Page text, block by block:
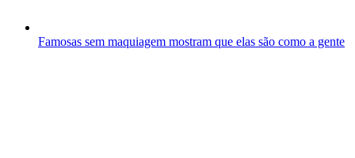
Famosas sem maquiagem mostram que elas são como a gente